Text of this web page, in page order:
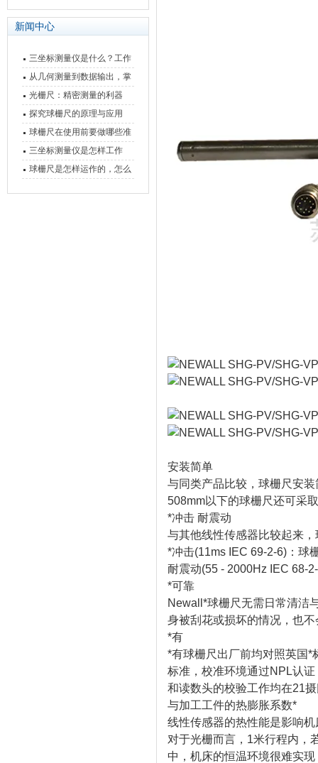
新闻中心
三坐标测量仪是什么？工作
原理、分类与核心功能一次
讲清
从几何测量到数据输出，掌
握万濠影像测量仪的六大核
心能力
光栅尺：精密测量的利器
探究球栅尺的原理与应用
球栅尺在使用前要做哪些准
备工作？
三坐标测量仪是怎样工作
的，功能有什么优势？
球栅尺是怎样运作的，怎么
安装简单
与同类产品比较，球栅尺安
508mm以下的球栅尺还可采
*冲击 耐震动
与其他线性传感器比较起来
*冲击(11ms IEC 69-2-6)：球
耐震动(55 - 2000Hz IEC 68-
*可靠
Newall*球栅尺无需日常清洁
身被刮花或损坏的情况，也
*有
*有球栅尺出厂前均对照英国*
标准，校准环境通过NPL认
和读数头的校验工作均在21
与加工工件的热膨胀系数*
线性传感器的热性能是影响
对于光栅而言，1米行程内，
中，机床的恒温环境很难实